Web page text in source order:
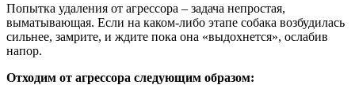
Попытка удаления от агрессора – задача непростая,
выматывающая. Если на каком-либо этапе собака возбудилась
сильнее, замрите, и ждите пока она «выдохнется», ослабив
напор.
Отходим от агрессора следующим образом: